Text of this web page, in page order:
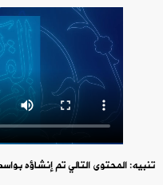
تنبيه: المحتوى التالي تم إنشاؤه